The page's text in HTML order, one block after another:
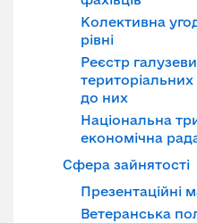
Колективна
рівні
Реєстр
територіальних
до них
Національна
економічна
Сфера зайнятості
Презентаційні
Ветеранська